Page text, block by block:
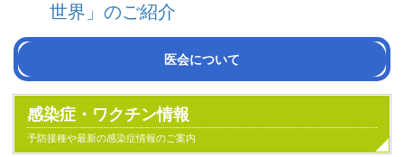
世界」のご紹介
医会について
会長挨拶
沿革
医会活動の紹介
組織・役員名簿
定款
感染症・ワクチン情報
予防接種や最新の感染症情報のご案内